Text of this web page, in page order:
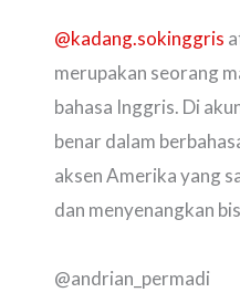
@kadang.sokinggris
merupakan seorang
bahasa Inggris. Di
benar dalam
aksen Amerika yang
dan menyenangkan
@andrian_permadi